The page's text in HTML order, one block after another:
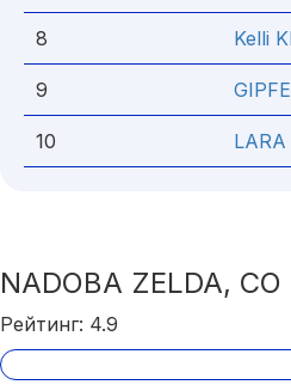
8 Kelli
9
10
NADOBA ZELDA,
Рейтинг: 4.9